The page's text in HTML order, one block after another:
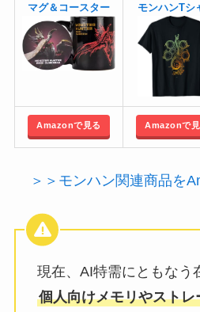
マグ＆コースター モンハンTシ
Amazonで見る Amazonで見
＞＞モンハン関連商品を
現在、AI特需にともなう
個人向けメモリやスト